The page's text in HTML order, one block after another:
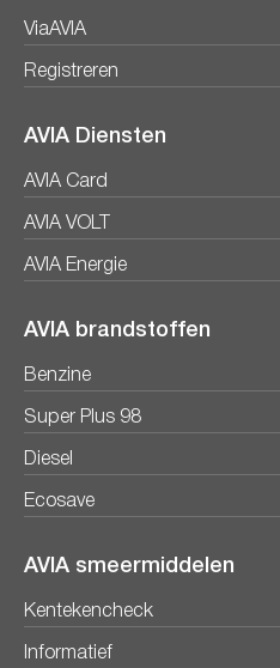
ViaAVIA
Registreren
AVIA Diensten
AVIA Card
AVIA VOLT
AVIA Energie
AVIA brandstoffen
Benzine
Super Plus 98
Diesel
Ecosave
AVIA smeermiddelen
Kentekencheck
Informatief